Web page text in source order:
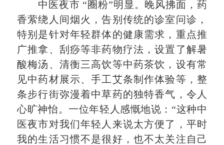
中医夜市 “圈粉”明显。晚风拂面，药
香萦绕人间烟火，告别传统的诊室问诊，
特别是针对年轻群体的健康需求，重点推
广推拿、刮痧等非药物疗法，设置了解暑
酸梅汤、清衡三高饮等中药茶饮，设有常
见中药材展示、手工艾条制作体验等，整
条步行街弥漫着中草药的独特香气，令人
心旷神怡。一位年轻人感慨地说：“这种中
医夜市对我们年轻人来说太方便了，平时
我的生活习惯不是很好，也不太关注自己